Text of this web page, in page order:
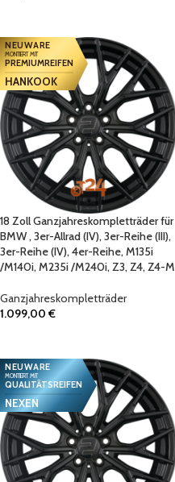
NEUWARE
MONTIERT MIT
PREMIUMREIFEN
HANKOOK
18 Zoll Ganzjahreskompletträder für
BMW , 3er-Allrad (IV), 3er-Reihe (III),
3er-Reihe (IV), 4er-Reihe, M135i
/M140i, M235i /M240i, Z3, Z4, Z4-M
Ganzjahreskompletträder
1.099,00€
NEUWARE
MONTIERT MIT
QUALITÄTSREIFEN
NEXEN